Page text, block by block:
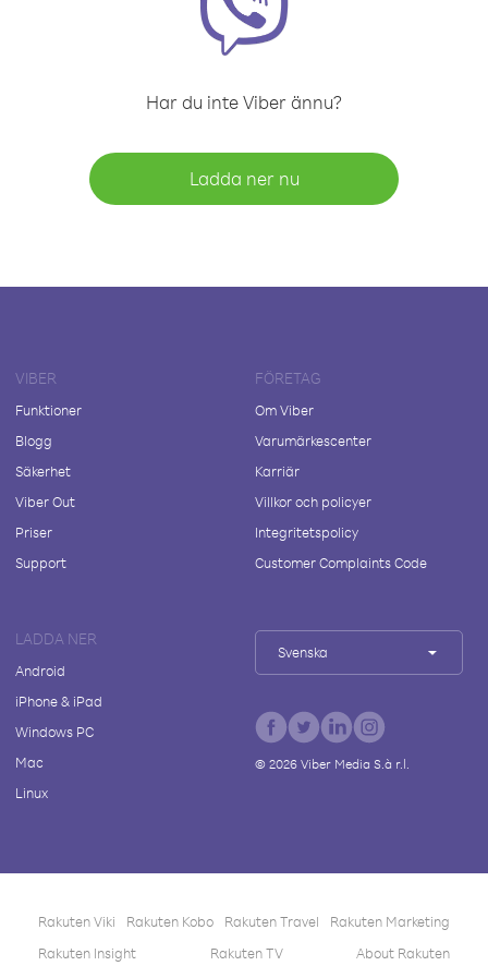
Har du inte Viber ännu?
Ladda ner nu
VIBER
Funktioner
Blogg
Säkerhet
Viber Out
Priser
Support
FÖRETAG
Om Viber
Varumärkescenter
Karriär
Villkor och policyer
Integritetspolicy
Customer Complaints Code
LADDA NER
Android
iPhone & iPad
Windows PC
Mac
Linux
Svenska
© 2026Viber Media S.à r.l.
Rakuten Viki Rakuten Kobo Rakuten Travel
Rakuten Marketing
Rakuten Insight
Rakuten TV About Rakuten